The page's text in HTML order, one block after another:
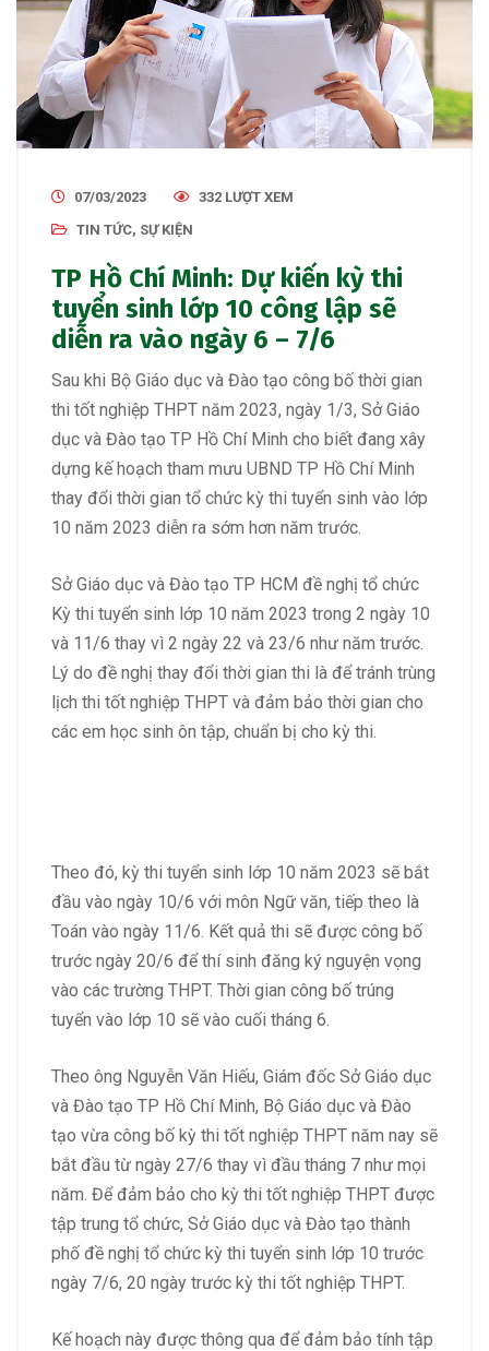
07/03/2023
332 LƯỢT XEM
TIN TỨC, SỰ KIỆN
TP Hồ Chí Minh: Dự kiến kỳ thi
tuyển sinh lớp 10 công lập sẽ
diễn ra vào ngày 6 – 7/6
Sau khi Bộ Giáo dục và Đào tạo công bố thời gian
thi tốt nghiệp THPT năm 2023, ngày 1/3, Sở Giáo
dục và Đào tạo TP Hồ Chí Minh cho biết đang xây
dựng kế hoạch tham mưu UBND TP Hồ Chí Minh
thay đổi thời gian tổ chức kỳ thi tuyển sinh vào lớp
10 năm 2023 diễn ra sớm hơn năm trước.
Sở Giáo dục và Đào tạo TP HCM đề nghị tổ chức
Kỳ thi tuyển sinh lớp 10 năm 2023 trong 2 ngày 10
và 11/6 thay vì 2 ngày 22 và 23/6 như năm trước.
Lý do đề nghị thay đổi thời gian thi là để tránh trùng
lịch thi tốt nghiệp THPT và đảm bảo thời gian cho
các em học sinh ôn tập, chuẩn bị cho kỳ thi.
Theo đó, kỳ thi tuyển sinh lớp 10 năm 2023 sẽ bắt
đầu vào ngày 10/6 với môn Ngữ văn, tiếp theo là
Toán vào ngày 11/6. Kết quả thi sẽ được công bố
trước ngày 20/6 để thí sinh đăng ký nguyện vọng
vào các trường THPT. Thời gian công bố trúng
tuyển vào lớp 10 sẽ vào cuối tháng 6.
Theo ông Nguyễn Văn Hiếu, Giám đốc Sở Giáo dục
và Đào tạo TP Hồ Chí Minh, Bộ Giáo dục và Đào
tạo vừa công bố kỳ thi tốt nghiệp THPT năm nay sẽ
bắt đầu từ ngày 27/6 thay vì đầu tháng 7 như mọi
năm. Để đảm bảo cho kỳ thi tốt nghiệp THPT được
tập trung tổ chức, Sở Giáo dục và Đào tạo thành
phố đề nghị tổ chức kỳ thi tuyển sinh lớp 10 trước
ngày 7/6, 20 ngày trước kỳ thi tốt nghiệp THPT.
Kế hoạch này được thông qua để đảm bảo tính tập